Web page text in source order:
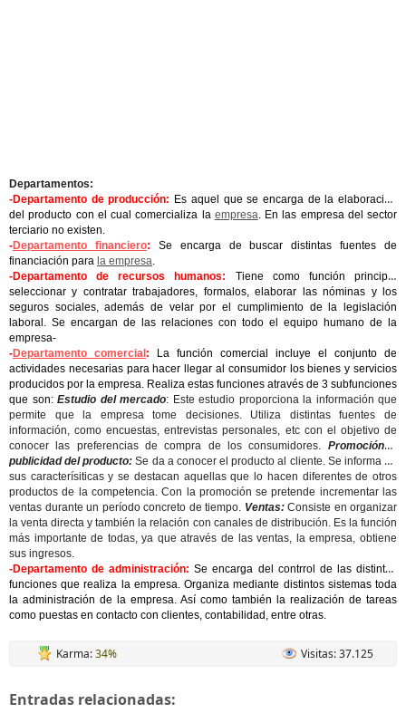
Departamentos:
-Departamento de producción: Es aquel que se encarga de la elaboración
del producto con el cual comercializa la empresa. En las empresa del sector
terciario no existen.
-Departamento financiero: Se encarga de buscar distintas fuentes de
financiación para la empresa.
-Departamento de recursos humanos:
Tiene como función principal
seleccionar y contratar trabajadores, formalos, elaborar las nóminas y los
seguros sociales, además de velar por el cumplimiento de la legislación
laboral. Se encargan de las relaciones con todo el equipo humano de la
empresa-
-Departamento comercial : La función comercial incluye el conjunto de
actividades necesarias para hacer llegar al consumidor los bienes y servicios
producidos por la empresa. Realiza estas funciones através de 3 subfunciones
que son: Estudio del mercado: Este estudio proporciona la información que
permite que la empresa tome decisiones. Utiliza distintas fuentes de
información, como encuestas, entrevistas personales, etc con el objetivo de
conocer las preferencias de compra de los consumidores. Promoción y
publicidad del producto:Se da a conocer el producto al cliente. Se informa de
sus caracterísiticas y se destacan aquellas que lo hacen diferentes de otros
productos de la competencia. Con la promoción se pretende incrementar las
ventas durante un período concreto de tiempo. Ventas: Consiste en organizar
la venta directa y también la relación con canales de distribución. Es la función
más importante de todas, ya que através de las ventas, la empresa, obtiene
sus ingresos.
-Departamento de administración:Se encarga del contrrol de las distintas
funciones que realiza la empresa. Organiza mediante distintos sistemas toda
la administración de la empresa. Así como también la realización de tareas
como puestas en contacto con clientes, contabilidad, entre otras.
Karma:34% Visitas: 37.125
Entradas relacionadas: